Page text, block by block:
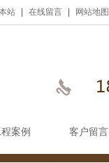
站 在线留言 网站地图
案例 客户留言